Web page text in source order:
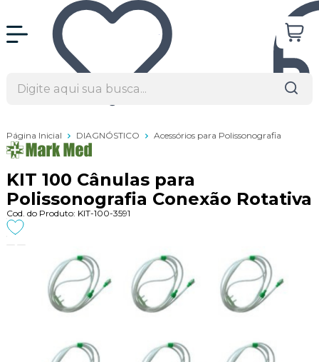
Página Inicial DIAGNÓSTICO Acessórios para Polissonografia
KIT 100 Cânulas para
Polissonografia Conexão Rotativa
Cod. do Produto: KIT-100-3591